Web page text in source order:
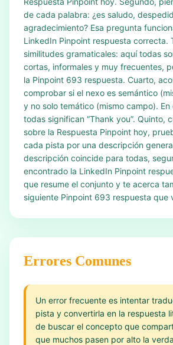
de cada palabra: ¿es saludo,
agradecimiento? Esa pregunta
LinkedIn Pinpoint respuesta correcta.
similitudes gramaticales: aquí todas
cortas, informales y muy frecuentes,
la Pinpoint 693 respuesta. Cuarto,
comprobar si el nexo es semántico
y no solo temático (mismo campo).
todas significan “Thank you”. Quinto,
sobre la Respuesta Pinpoint hoy,
cada pista por una descripción
descripción coincide para todas,
encontrado la LinkedIn Pinpoint
que resume el conjunto y te acerca
siguiente Pinpoint 693 respuesta que
Errores Comunes
Un error frecuente es intentar
pista y convertirla en la respuesta
de buscar el concepto que
que muchos pasen por alto la